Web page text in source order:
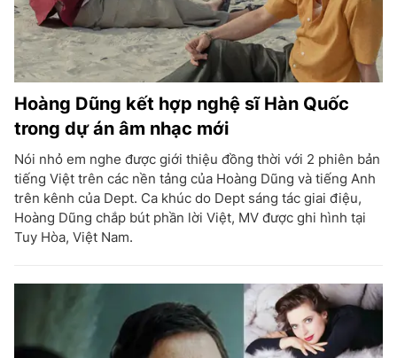
Hoàng Dũng kết hợp nghệ sĩ Hàn Quốc
trong dự án âm nhạc mới
Nói nhỏ em nghe được giới thiệu đồng thời với 2 phiên bản
tiếng Việt trên các nền tảng của Hoàng Dũng và tiếng Anh
trên kênh của Dept. Ca khúc do Dept sáng tác giai điệu,
Hoàng Dũng chắp bút phần lời Việt, MV được ghi hình tại
Tuy Hòa, Việt Nam.